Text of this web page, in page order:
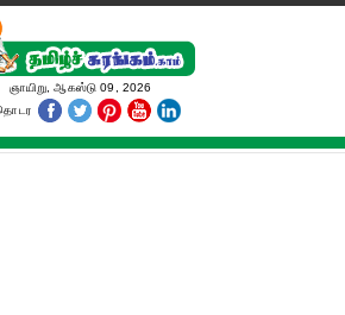
ஞாயிறு, ஆகஸ்டு 09, 2026